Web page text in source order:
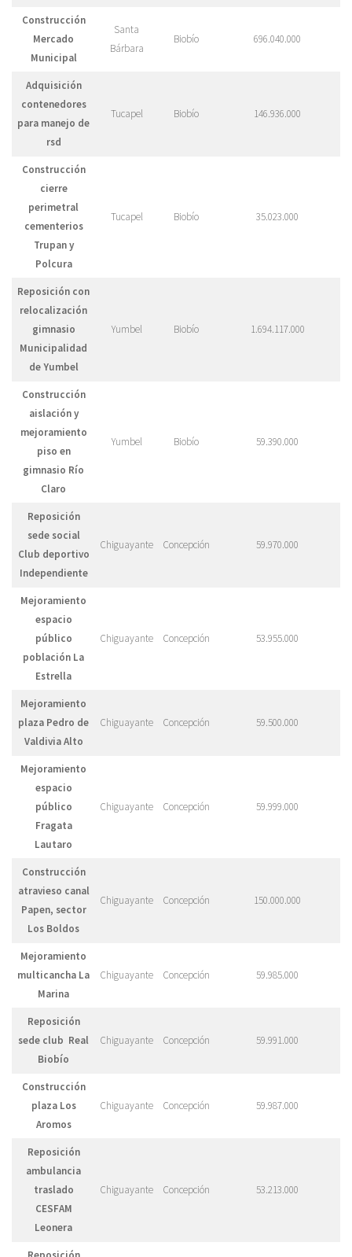
Construcción
Mercado
Municipal
Santa
Bárbara
Biobío 696.040.000
Adquisición
contenedores
para manejo de
rsd
Tucapel Biobío 146.936.000
Construcción
cierre
perimetral
cementerios
Trupan y
Polcura
Tucapel Biobío 35.023.000
Reposición con
relocalización
gimnasio
Municipalidad
de Yumbel
Yumbel Biobío 1.694.117.000
Construcción
aislación y
mejoramiento
piso en
gimnasio Río
Claro
Yumbel Biobío 59.390.000
Reposición
sede social
Club deportivo
Independiente
Chiguayante Concepción 59.970.000
Mejoramiento
espacio
público
población La
Estrella
Chiguayante Concepción 53.955.000
Mejoramiento
plaza Pedro de
Valdivia Alto
Chiguayante Concepción 59.500.000
Mejoramiento
espacio
público
Fragata
Lautaro
Chiguayante Concepción 59.999.000
Construcción
atravieso canal
Papen, sector
Los Boldos
Chiguayante Concepción 150.000.000
Mejoramiento
multicancha La
Marina
Chiguayante Concepción 59.985.000
Reposición
sede club Real
Biobío
Chiguayante Concepción 59.991.000
Construcción
plaza Los
Aromos
Chiguayante Concepción 59.987.000
Reposición
ambulancia
traslado
CESFAM
Leonera
Chiguayante Concepción 53.213.000